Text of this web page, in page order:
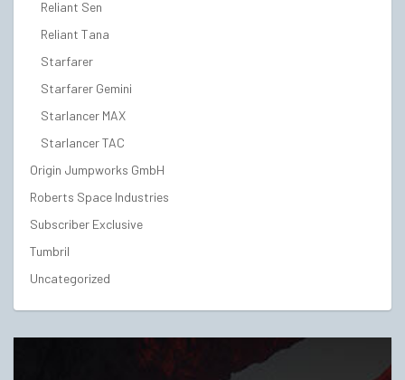
Reliant Sen
Reliant Tana
Starfarer
Starfarer Gemini
Starlancer MAX
Starlancer TAC
Origin Jumpworks GmbH
Roberts Space Industries
Subscriber Exclusive
Tumbril
Uncategorized